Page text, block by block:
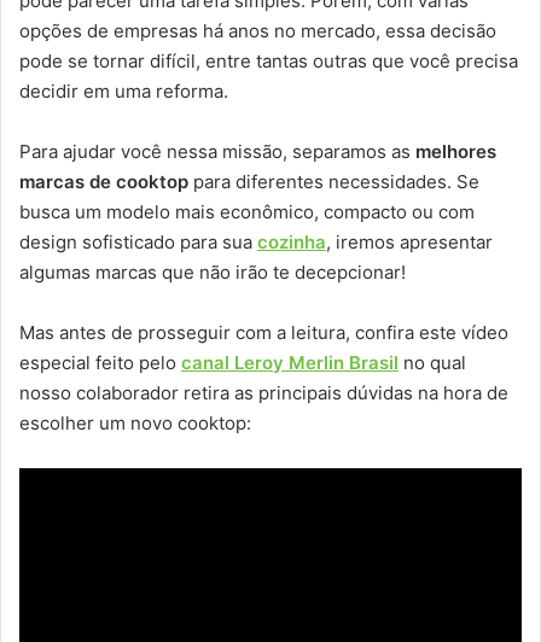
opções de empresas há anos no mercado, essa decisão
pode se tornar difícil, entre tantas outras que você precisa
decidir em uma reforma.
Para ajudar você nessa missão, separamos as melhores
marcas de cooktop para diferentes necessidades. Se
busca um modelo mais econômico, compacto ou com
design sofisticado para sua cozinha, iremos apresentar
algumas marcas que não irão te decepcionar!
Mas antes de prosseguir com a leitura, confira este vídeo
especial feito pelo canal Leroy Merlin Brasil no qual
nosso colaborador retira as principais dúvidas na hora de
escolher um novo cooktop: